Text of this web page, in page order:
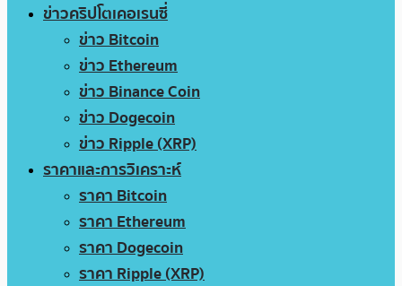
ข่าวคริปโตเคอเรนซี่
ข่าว Bitcoin
ข่าว Ethereum
ข่าว Binance Coin
ข่าว Dogecoin
ข่าว Ripple (XRP)
ราคาและการวิเคราะห์
ราคา Bitcoin
ราคา Ethereum
ราคา Dogecoin
ราคา Ripple (XRP)